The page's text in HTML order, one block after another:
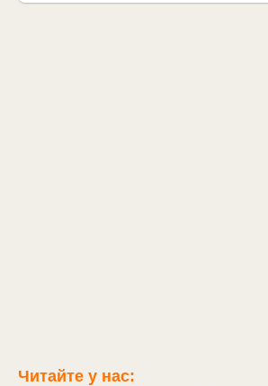
Читайте у нас: